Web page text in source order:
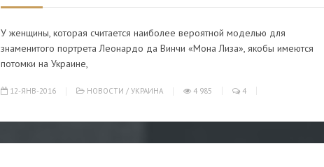
У женщины, которая считается наиболее вероятной моделью для
знаменитого портрета Леонардо да Винчи «Мона Лиза», якобы имеются
потомки на Украине,
12-ЯНВ-2016 НОВОСТИ / УКРАИНА 4 985 4